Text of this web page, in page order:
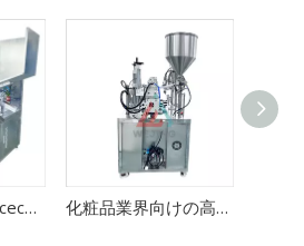
化粧品用工場Pricecチューブ熱充填シール機 化粧品業界向けの高速半自動レーザーチューブ充填およびシール機